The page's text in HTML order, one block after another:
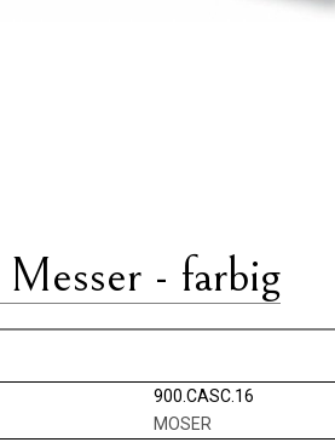
- farbig
900.CASC.16
MOSER